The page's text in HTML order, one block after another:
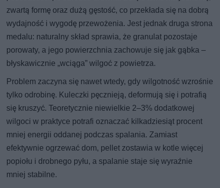
zwartą formę oraz dużą gęstość, co przekłada się na dobrą
wydajność i wygodę przewożenia. Jest jednak druga strona
medalu: naturalny skład sprawia, że granulat pozostaje
porowaty, a jego powierzchnia zachowuje się jak gąbka –
błyskawicznie „wciąga” wilgoć z powietrza.
Problem zaczyna się nawet wtedy, gdy wilgotność wzrośnie
tylko odrobinę. Kuleczki pęcznieją, deformują się i potrafią
się kruszyć. Teoretycznie niewielkie 2–3% dodatkowej
wilgoci w praktyce potrafi oznaczać kilkadziesiąt procent
mniej energii oddanej podczas spalania. Zamiast
efektywnie ogrzewać dom, pellet zostawia w kotle więcej
popiołu i drobnego pyłu, a spalanie staje się wyraźnie
mniej stabilne.